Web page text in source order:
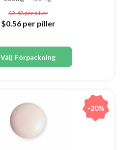
$2.48per piller
$0.56 per piller
Välj Förpackning
-20%